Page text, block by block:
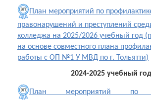
План мероприятий по
правонарушений и преступлений
колледжа на 2025/2026 учебный год
на основе совместного плана
работы с ОП №1 У МВД по г. Тольятти)
2024-2025 учебный год
План мероприятий по